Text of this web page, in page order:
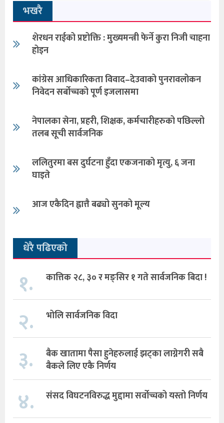
भखरै
शेरधन राईको प्रष्टोक्ति : मुख्यमन्त्री फेर्ने कुरा निजी चाहना
होइन
कांग्रेस आधिकारिकता विवाद–देउवाको पुनरावलोकन
निवेदन सर्बोच्चको पूर्ण इजलासमा
नेपालका सेना, प्रहरी, शिक्षक, कर्मचारीहरुको पछिल्लो
तलब सूची सार्वजनिक
ललितुरमा बस दुर्घटना हुँदा एकजनाको मृत्यु, ६ जना
घाइते
आज एकैदिन ह्वात्तै बढ्यो सुनको मूल्य
धेरै पढिएको
१. कात्तिक २८, ३० र मङ्सिर १ गते सार्वजनिक बिदा !
२. भोलि सार्वजनिक विदा
३.
बैक खातामा पैसा हुनेहरुलाई झट्का लाग्नेगरी सबै
बैकले लिए एकै निर्णय
४. संसद विघटनविरुद्ध मुद्दामा सर्वोच्चको यस्तो निर्णय